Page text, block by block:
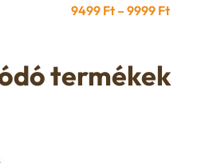
van.
A
9499 Ft – 9999 Ft
9999 Ft
termékek